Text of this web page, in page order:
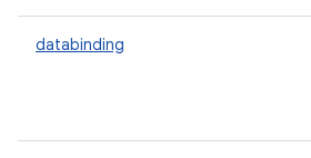
databinding